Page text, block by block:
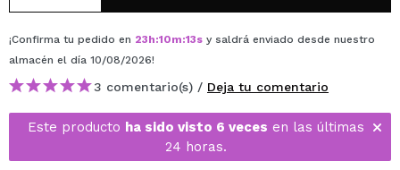
¡Confirma tu pedido en 23h:10m:13s y saldrá enviado desde nuestro
almacén el día 10/08/2026!
3 comentario(s) / Deja tu comentario
Este producto ha sido visto 6 veces en las últimas
24 horas.